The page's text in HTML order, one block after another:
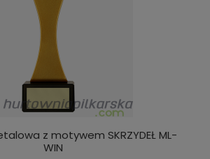
z motywem SKRZYDEŁ ML-
WIN